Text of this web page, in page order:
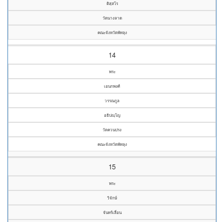
ติสฺสโร
วัดนางลาด
คณะจังหวัดพัทลุง
14
พระ
เอนกพงศ์
วรรณกูล
อธิปญฺโญ
วัดควนปรง
คณะจังหวัดพัทลุง
15
พระ
วิจักษ์
จันทร์เลื่อน